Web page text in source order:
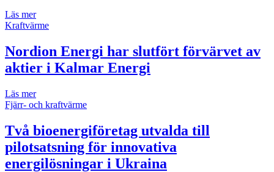
Läs mer
Kraftvärme
Nordion Energi har slutfört förvärvet av
aktier i Kalmar Energi
Läs mer
Fjärr- och kraftvärme
Två bioenergiföretag utvalda till
pilotsatsning för innovativa
energilösningar i Ukraina